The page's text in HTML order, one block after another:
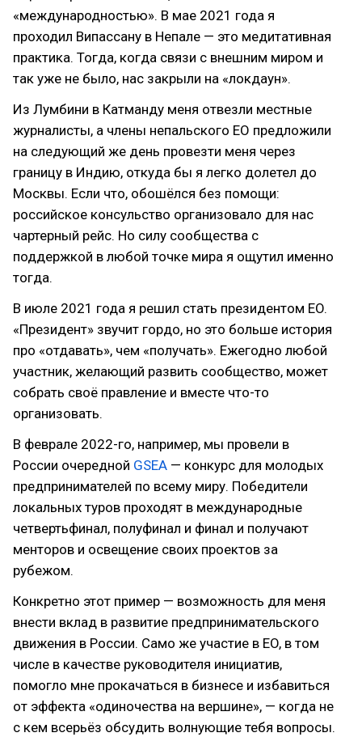
«международностью». В мае 2021 года я
проходил Випассану в Непале — это медитативная
практика. Тогда, когда связи с внешним миром и
так уже не было, нас закрыли на «локдаун».
Из Лумбини в Катманду меня отвезли местные
журналисты, а члены непальского EO предложили
на следующий же день провезти меня через
границу в Индию, откуда бы я легко долетел до
Москвы. Если что, обошёлся без помощи:
российское консульство организовало для нас
чартерный рейс. Но силу сообщества с
поддержкой в любой точке мира я ощутил именно
тогда.
В июле 2021 года я решил стать президентом EO.
«Президент» звучит гордо, но это больше история
про «отдавать», чем «получать». Ежегодно любой
участник, желающий развить сообщество, может
собрать своё правление и вместе что-то
организовать.
В феврале 2022-го, например, мы провели в
России очередной GSEA — конкурс для молодых
предпринимателей по всему миру. Победители
локальных туров проходят в международные
четвертьфинал, полуфинал и финал и получают
менторов и освещение своих проектов за
рубежом.
Конкретно этот пример — возможность для меня
внести вклад в развитие предпринимательского
движения в России. Само же участие в EO, в том
числе в качестве руководителя инициатив,
помогло мне прокачаться в бизнесе и избавиться
от эффекта «одиночества на вершине», — когда не
с кем всерьёз обсудить волнующие тебя вопросы.